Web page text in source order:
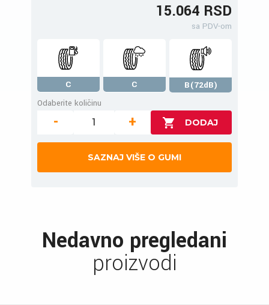
15.064 RSD
sa PDV-om
C C
B(72dB)
Odaberite količinu
- +
SAZNAJ VIŠE O GUMI
Nedavno pregledani
proizvodi